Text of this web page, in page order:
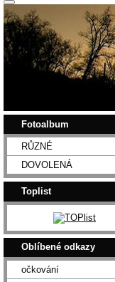
Fotoalbum
RŮZNÉ
DOVOLENÁ
Toplist
Oblíbené odkazy
očkování